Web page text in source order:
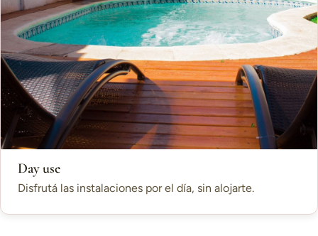
Day use
Disfrutá las instalaciones por el día, sin alojarte.